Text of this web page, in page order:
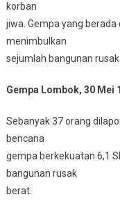
korban
jiwa. Gempa yang
menimbulkan
sejumlah bangunan
Gempa Lombok, 30 Mei
Sebanyak 37 orang
bencana
gempa berkekuatan 6,1
bangunan rusak
berat.